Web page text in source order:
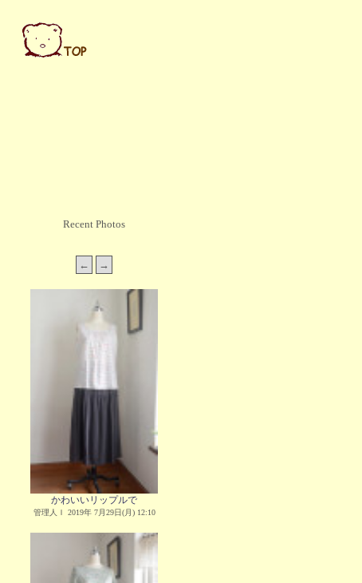
Recent Photos
かわいいリップルで
管理人Ｉ 2019年 7月29日(月) 12:10